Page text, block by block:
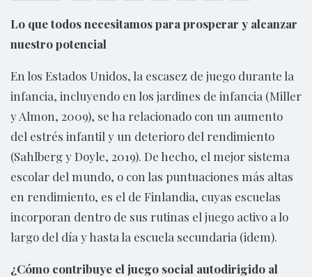
Lo que todos necesitamos para prosperar y alcanzar
nuestro potencial
En los Estados Unidos, la escasez de juego durante la
infancia, incluyendo en los jardines de infancia (Miller
y Almon, 2009), se ha relacionado con un aumento
del estrés infantil y un deterioro del rendimiento
(Sahlberg y Doyle, 2019). De hecho, el mejor sistema
escolar del mundo, o con las puntuaciones más altas
en rendimiento, es el de Finlandia, cuyas escuelas
incorporan dentro de sus rutinas el juego activo a lo
largo del día y hasta la escuela secundaria (idem).
¿Cómo contribuye el juego social autodirigido al